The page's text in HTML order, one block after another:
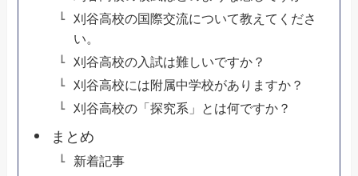
刈谷高校の国際交流について教えてくださ
い。
刈谷高校の入試は難しいですか？
刈谷高校には附属中学校がありますか？
刈谷高校の「探究系」とは何ですか？
まとめ
新着記事